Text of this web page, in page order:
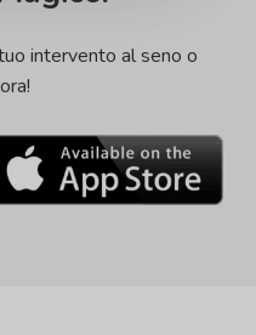
intervento al seno o